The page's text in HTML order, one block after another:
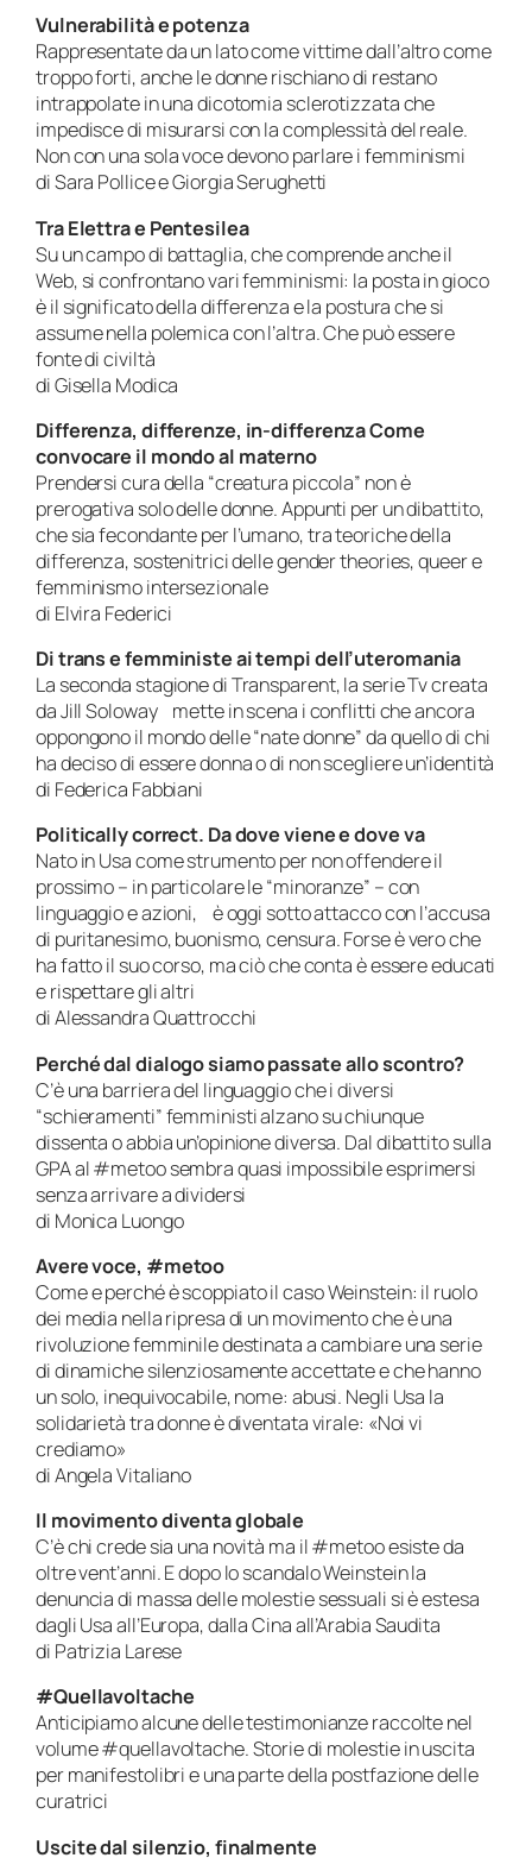
Vulnerabilità e potenza
Rappresentate da un lato come vittime dall’altro come
troppo forti, anche le donne rischiano di restano
intrappolate in una dicotomia sclerotizzata che
impedisce di misurarsi con la complessità del reale.
Non con una sola voce devono parlare i femminismi
di Sara Pollice e Giorgia Serughetti
Tra Elettra e Pentesilea
Su un campo di battaglia, che comprende anche il
Web, si confrontano vari femminismi: la posta in gioco
è il significato della differenza e la postura che si
assume nella polemica con l’altra. Che può essere
fonte di civiltà
di Gisella Modica
Differenza, differenze, in-differenza Come
convocare il mondo al materno
Prendersi cura della “creatura piccola” non è
prerogativa solo delle donne. Appunti per un dibattito,
che sia fecondante per l’umano, tra teoriche della
differenza, sostenitrici delle gender theories, queer e
femminismo intersezionale
di Elvira Federici
Di trans e femministe ai tempi dell’uteromania
La seconda stagione di Transparent, la serie Tv creata
da Jill Soloway mette in scena i conflitti che ancora
oppongono il mondo delle “nate donne” da quello di chi
ha deciso di essere donna o di non scegliere un’identità
di Federica Fabbiani
Politically correct. Da dove viene e dove va
Nato in Usa come strumento per non offendere il
prossimo – in particolare le “minoranze” – con
linguaggio e azioni, è oggi sotto attacco con l’accusa
di puritanesimo, buonismo, censura. Forse è vero che
ha fatto il suo corso, ma ciò che conta è essere educati
e rispettare gli altri
di Alessandra Quattrocchi
Perché dal dialogo siamo passate allo scontro?
C’è una barriera del linguaggio che i diversi
“schieramenti” femministi alzano su chiunque
dissenta o abbia un’opinione diversa. Dal dibattito sulla
GPA al #metoo sembra quasi impossibile esprimersi
senza arrivare a dividersi
di Monica Luongo
Avere voce, #metoo
Come e perché è scoppiato il caso Weinstein: il ruolo
dei media nella ripresa di un movimento che è una
rivoluzione femminile destinata a cambiare una serie
di dinamiche silenziosamente accettate e che hanno
un solo, inequivocabile, nome: abusi. Negli Usa la
solidarietà tra donne è diventata virale: «Noi vi
crediamo»
di Angela Vitaliano
Il movimento diventa globale
C’è chi crede sia una novità ma il #metoo esiste da
oltre vent’anni. E dopo lo scandalo Weinstein la
denuncia di massa delle molestie sessuali si è estesa
dagli Usa all’Europa, dalla Cina all’Arabia Saudita
di Patrizia Larese
#Quellavoltache
Anticipiamo alcune delle testimonianze raccolte nel
volume #quellavoltache. Storie di molestie in uscita
per manifestolibri e una parte della postfazione delle
curatrici
Uscite dal silenzio, finalmente